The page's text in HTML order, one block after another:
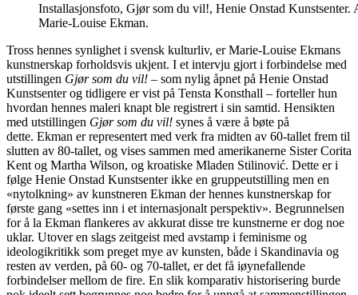
Installasjonsfoto, Gjør som du vil!, Henie Onstad Kunstsenter.
Marie-Louise Ekman.
Tross hennes synlighet i svensk kulturliv, er Marie-Louise Ekmans
kunstnerskap forholdsvis ukjent. I et intervju gjort i forbindelse med
utstillingen Gjør som du vil! – som nylig åpnet på Henie Onstad
Kunstsenter og tidligere er vist på Tensta Konsthall – forteller hun
hvordan hennes maleri knapt ble registrert i sin samtid. Hensikten
med utstillingen Gjør som du vil! synes å være å bøte på
dette. Ekman er representert med verk fra midten av 60-tallet frem til
slutten av 80-tallet, og vises sammen med amerikanerne Sister Corita
Kent og Martha Wilson, og kroatiske Mladen Stilinović. Dette er i
følge Henie Onstad Kunstsenter ikke en gruppeutstilling men en
«nytolkning» av kunstneren Ekman der hennes kunstnerskap for
første gang «settes inn i et internasjonalt perspektiv». Begrunnelsen
for å la Ekman flankeres av akkurat disse tre kunstnerne er dog noe
uklar. Utover en slags zeitgeist med avstamp i feminisme og
ideologikritikk som preget mye av kunsten, både i Skandinavia og
resten av verden, på 60- og 70-tallet, er det få iøynefallende
forbindelser mellom de fire. En slik komparativ historisering burde